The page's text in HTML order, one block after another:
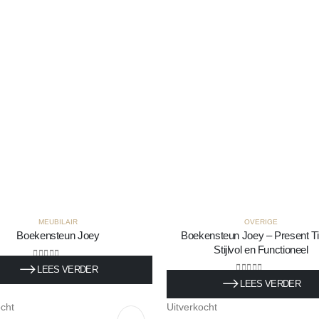
LEES VERDER
MEUBILAIR
Boekensteun Joey
0 out of 5
Incl. BTW
LEES VERDER
OVERIGE
Boekensteun Joey – Present
Stijlvol en Functioneel
0 out of 5
Incl. BTW
Uitverkocht